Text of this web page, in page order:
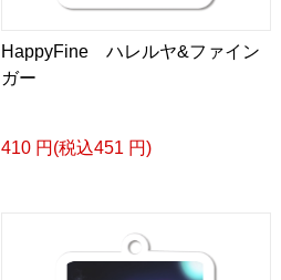
HappyFine ハレルヤ&ファイン
ガー
410 円(税込451 円)